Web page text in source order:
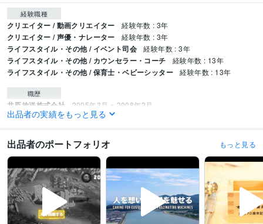
経験職種
クリエイター / 動画クリエイター 経験年数 : 3年
クリエイター / 声優・ナレーター 経験年数 : 3年
ライフスタイル・その他 / イベント司会 経験年数 : 3年
ライフスタイル・その他 / カウンセラー・コーチ 経験年数 : 13年
ライフスタイル・その他 / 保育士・ベビーシッター 経験年数 : 13年
職歴
井原放送株式会社 2005年3月 ~ 2008年2月
セイビ福祉会 2009年2月 ~ 2021年2月
JA晴れの国岡山 2000年3月 ~ 2003年2月
保育士 取得年 : 1999年
防災士 取得年 : 2019年
普通自動車第一種運転免許 取得年 : 1998年
ホームヘルパー2級 取得年 : 2001年
出品者の実績をもっと見る
出品者のポートフォリオ もっと見る